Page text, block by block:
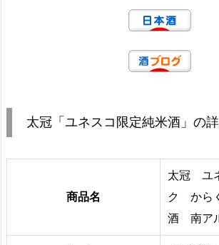
太冠「ユネスコ限定純米酒」の
商品名
太冠 ユ
ク から
酒 南ア